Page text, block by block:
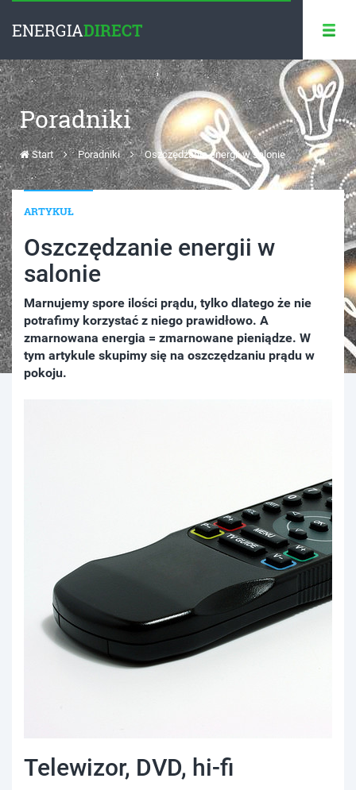
ENERGIADIRECT
Poradniki
Start Poradniki Oszczędzanie energii w salonie
ARTYKUŁ
Oszczędzanie energii w
salonie
Marnujemy spore ilości prądu, tylko dlatego że nie
potrafimy korzystać z niego prawidłowo. A
zmarnowana energia = zmarnowane pieniądze. W
tym artykule skupimy się na oszczędzaniu prądu w
pokoju.
Telewizor, DVD, hi-fi